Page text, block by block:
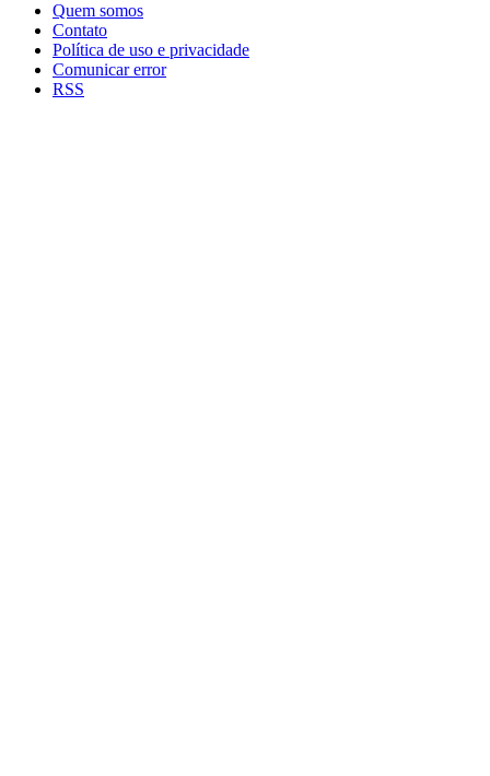
Quem somos
Contato
Política de uso e privacidade
Comunicar error
RSS